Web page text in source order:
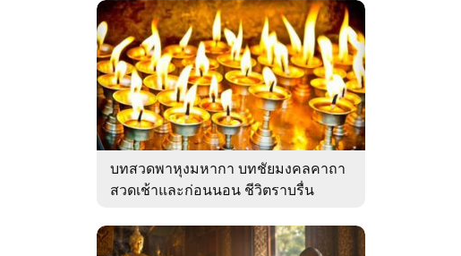
บทสวดพาหุงมหากา บทชัยมงคลคาถา
สวดเช้าและก่อนนอน ชีวิตราบรื่น